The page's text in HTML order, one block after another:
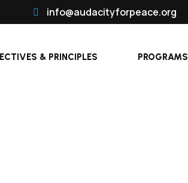
info@audacityforpeace.org
& PRINCIPLES PROGRAMS